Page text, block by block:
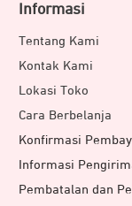
Informasi
Tentang Kami
Kontak Kami
Lokasi Toko
Cara Berbelanja
Konfirmasi
Informasi
Pembatalan dan